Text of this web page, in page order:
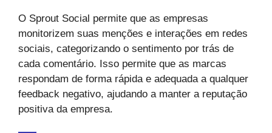
O Sprout Social permite que as empresas
monitorizem suas menções e interações em redes
sociais, categorizando o sentimento por trás de
cada comentário. Isso permite que as marcas
respondam de forma rápida e adequada a qualquer
feedback negativo, ajudando a manter a reputação
positiva da empresa.